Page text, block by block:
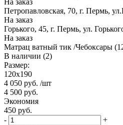
На заказ
Петропавловская, 70, г. Пермь,
На заказ
Горького, 45, г. Пермь, ул.
На заказ
Матрац ватный тик /Чебоксары
В наличии (2)
Размер:
120х190
4 050 руб. /шт
4 500 руб.
Экономия
450 руб.
-
+